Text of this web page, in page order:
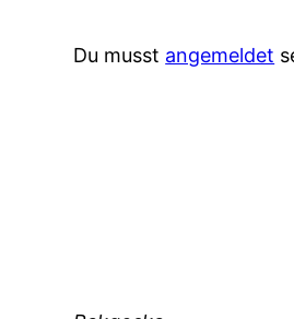
Du musst angemeldet